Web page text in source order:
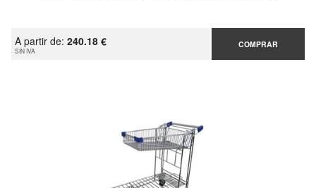
A partir de: 240.18 €
SIN IVA
COMPRAR